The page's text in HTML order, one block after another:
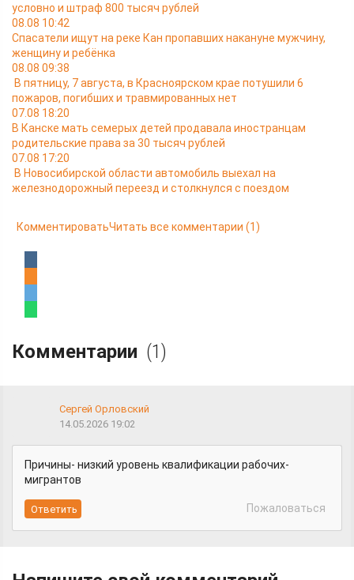
условно и штраф 800 тысяч рублей
08.08 10:42
Спасатели ищут на реке Кан пропавших накануне мужчину,
женщину и ребёнка
08.08 09:38
В пятницу, 7 августа, в Красноярском крае потушили 6
пожаров, погибших и травмированных нет
07.08 18:20
В Канске мать семерых детей продавала иностранцам
родительские права за 30 тысяч рублей
07.08 17:20
В Новосибирской области автомобиль выехал на
железнодорожный переезд и столкнулся с поездом
КомментироватьЧитать все комментарии (1)
Комментарии (1)
Сергей Орловский
14.05.2026 19:02
Причины- низкий уровень квалификации рабочих-
мигрантов
Пожаловаться